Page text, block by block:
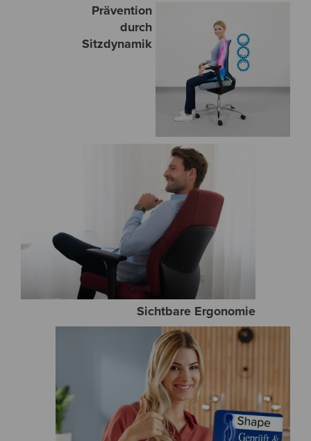
Prävention
durch
Sitzdynamik
Sichtbare Ergonomie